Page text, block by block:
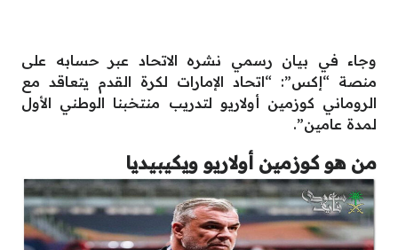
وجاء في بيان رسمي نشره الاتحاد عبر حسابه على
منصة “إكس”: “اتحاد الإمارات لكرة القدم يتعاقد مع
الروماني كوزمين أولاريو لتدريب منتخبنا الوطني الأول
لمدة عامين”.
من هو كوزمين أولاريو ويكيبيديا